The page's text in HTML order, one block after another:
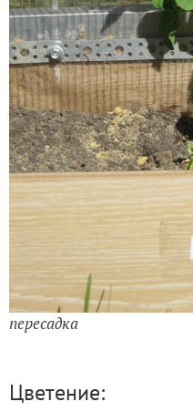
пересадка
Цветение: